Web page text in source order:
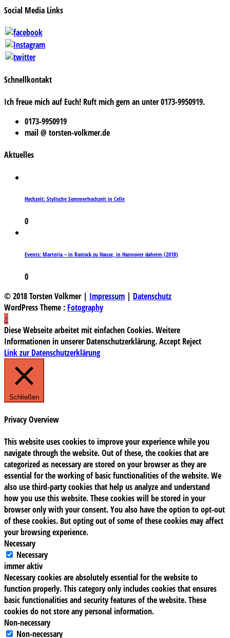
Social Media Links
Schnellkontakt
Ich freue mich auf Euch! Ruft mich gern an unter 0173-9950919.
0173-9950919
mail @ torsten-volkmer.de
Aktuelles
Hochzeit: Stylische Sommerhochzeit in Celle
0
Events: Marteria – in Rostock zu Hause, in Hannover daheim (2018)
0
© 2018 Torsten Volkmer | Impressum | Datenschutz
WordPress Theme : Fotography
↑
Diese Webseite arbeitet mit einfachen Cookies. Weitere
Informationen in unserer Datenschutzerklärung.Accept Reject
Link zur Datenschutzerklärung
Schließen
Privacy Overview
This website uses cookies to improve your experience while you
navigate through the website. Out of these, the cookies that are
categorized as necessary are stored on your browser as they are
essential for the working of basic functionalities of the website. We
also use third-party cookies that help us analyze and understand
how you use this website. These cookies will be stored in your
browser only with your consent. You also have the option to opt-out
of these cookies. But opting out of some of these cookies may affect
your browsing experience.
Necessary
Necessary
immer aktiv
Necessary cookies are absolutely essential for the website to
function properly. This category only includes cookies that ensures
basic functionalities and security features of the website. These
cookies do not store any personal information.
Non-necessary
Non-necessary